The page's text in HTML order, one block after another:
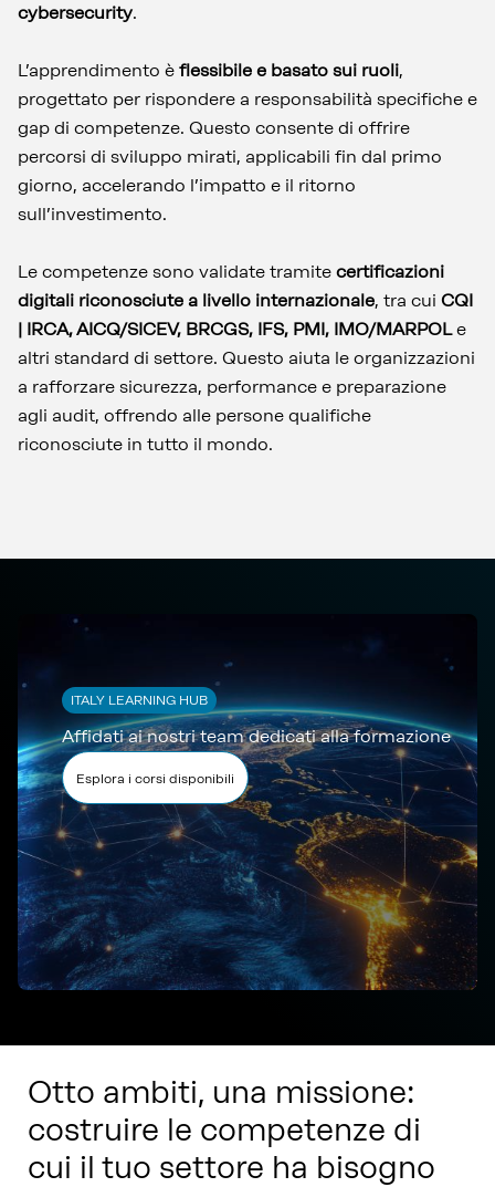
cybersecurity.
L’apprendimento è flessibile e basato sui ruoli,
progettato per rispondere a responsabilità specifiche e
gap di competenze. Questo consente di offrire
percorsi di sviluppo mirati, applicabili fin dal primo
giorno, accelerando l’impatto e il ritorno
sull’investimento.
Le competenze sono validate tramite certificazioni
digitali riconosciute a livello internazionale, tra cui CQI
| IRCA, AICQ/SICEV, BRCGS, IFS, PMI, IMO/MARPOLe
altri standard di settore. Questo aiuta le organizzazioni
a rafforzare sicurezza, performance e preparazione
agli audit, offrendo alle persone qualifiche
riconosciute in tutto il mondo.
ITALY LEARNING HUB
Affidati ai nostri team dedicati alla formazione
Esplora i corsi disponibili
Otto ambiti, una missione:
costruire le competenze di
cui il tuo settore ha bisogno